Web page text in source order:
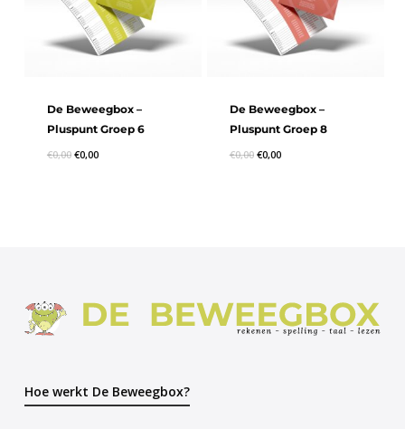
De Beweegbox –
Pluspunt Groep 6
€0,00 €0,00
De Beweegbox –
Pluspunt Groep 8
€0,00 €0,00
Hoe werkt De Beweegbox?